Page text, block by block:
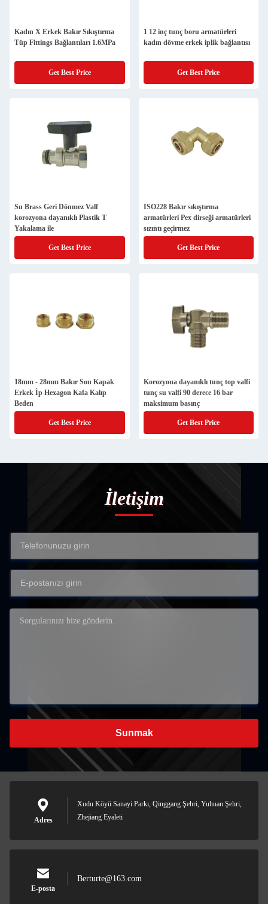
Kadın X Erkek Bakır Sıkıştırma
Tüp Fittings Bağlantıları 1.6MPa
Get Best Price
1 12 inç tunç boru armatürleri
kadın dövme erkek iplik bağlantısı
Get Best Price
Su Brass Geri Dönmez Valf
korozyona dayanıklı Plastik T
Yakalama ile
Get Best Price
ISO228 Bakır sıkıştırma
armatürleri Pex dirseği armatürleri
sızıntı geçirmez
Get Best Price
18mm - 28mm Bakır Son Kapak
Erkek İp Hexagon Kafa Kalıp
Beden
Get Best Price
Korozyona dayanıklı tunç top valfi
tunç su valfi 90 derece 16 bar
maksimum basınç
Get Best Price
İletişim
Sunmak
Adres
Xudu Köyü Sanayi Parkı, Qinggang Şehri, Yuhuan Şehri,
Zhejiang Eyaleti
E-posta
Berturte@163.com